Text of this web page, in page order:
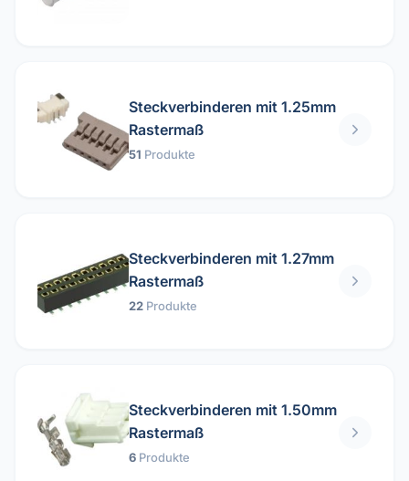
Steckverbinderen mit 1.25mm
Rastermaß
51 Produkte
Steckverbinderen mit 1.27mm
Rastermaß
22 Produkte
Steckverbinderen mit 1.50mm
Rastermaß
6 Produkte